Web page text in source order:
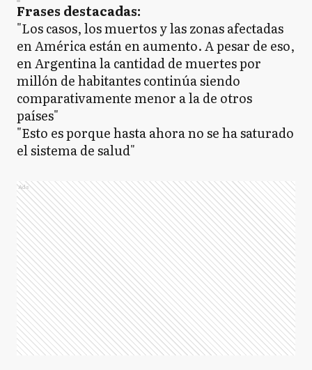
Frases destacadas:
"Los casos, los muertos y las zonas afectadas
en América están en aumento. A pesar de eso,
en Argentina la cantidad de muertes por
millón de habitantes continúa siendo
comparativamente menor a la de otros
países"
"Esto es porque hasta ahora no se ha saturado
el sistema de salud"
Ads